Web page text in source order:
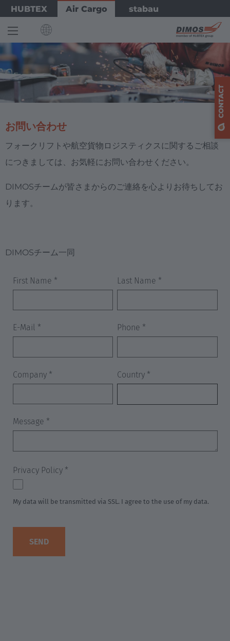
Skip
to
main
content
HUBTEX Air Cargo stabau
INTERNATIONAL
English
Deutsch
EUROPE
Deutschland
AMERICA
English
MIDDLE EAST/ASIA
English
Japan
Japanese
Bild
お問い合わせ
フォークリフトや航空貨物ロジスティクスに関するご相談
につきましては、お気軽にお問い合わせください。
DIMOSチームが皆さまからのご連絡を心よりお待ちしてお
ります。
DIMOSチーム一同
CONTACT